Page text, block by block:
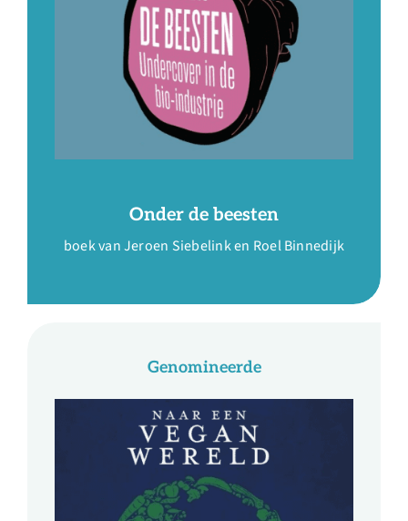
Onder de beesten
boek van Jeroen Siebelink en Roel Binnedijk
Genomineerde